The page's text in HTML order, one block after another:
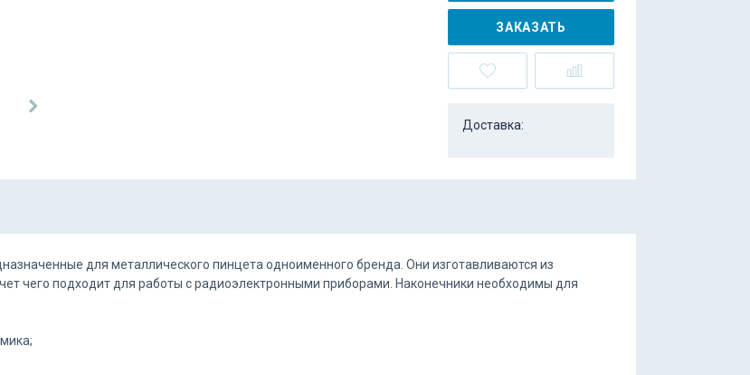
ЗАКАЗАТЬ
Доставка:
для металлического пинцета одноименного бренда. Они изготавливаются из
чего подходит для работы с радиоэлектронными приборами. Наконечники необходимы для